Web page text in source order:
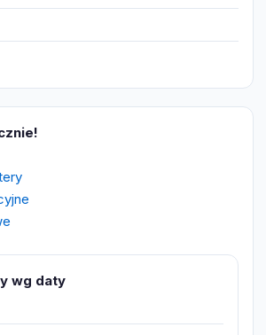
wg daty